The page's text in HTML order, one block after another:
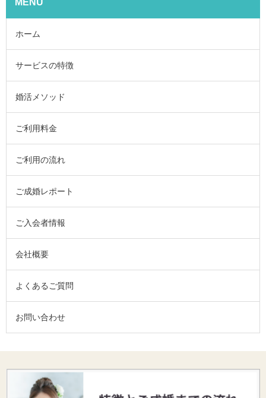
MENU
ホーム
サービスの特徴
婚活メソッド
ご利用料金
ご利用の流れ
ご成婚レポート
ご入会者情報
会社概要
よくあるご質問
お問い合わせ